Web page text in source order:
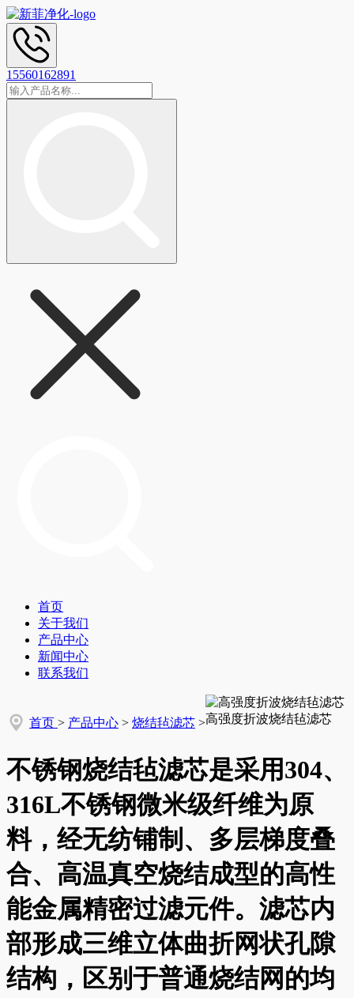
15560162891
首页
关于我们
产品中心
新闻中心
联系我们
首页 > 产品中心 > 烧结毡滤芯 >高强度折波烧结毡滤芯
不锈钢烧结毡滤芯是采用304、
316L不锈钢微米级纤维为原
料，经无纺铺制、多层梯度叠
合、高温真空烧结成型的高性
能金属精密过滤元件。滤芯内
部形成三维立体曲折网状孔隙
结构，区别于普通烧结网的均